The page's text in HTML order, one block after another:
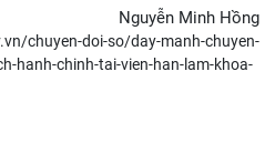
Nguyễn Minh Hồng
chuyen-doi-so/day-manh-chuyen-
hanh-chinh-tai-vien-han-lam-khoa-